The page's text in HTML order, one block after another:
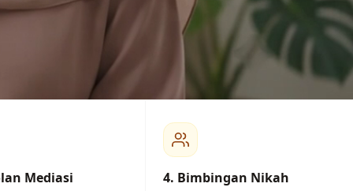
Mediasi 4. Bimbingan Nikah